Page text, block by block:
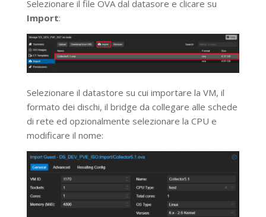
Selezionare il file OVA dal datasore e clicare su
Import:
Selezionare il datastore su cui importare la VM, il
formato dei dischi, il bridge da collegare alle schede
di rete ed opzionalmente selezionare la CPU e
modificare il nome: